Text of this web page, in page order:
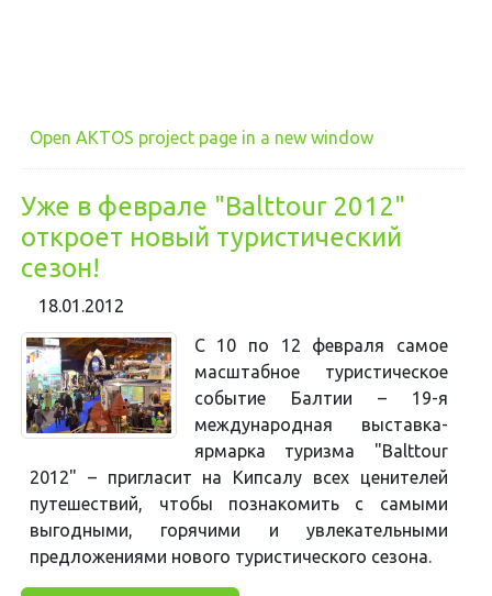
Open AKTOS project page in a new window
Уже в феврале "Balttour 2012"
откроет новый туристический
сезон!
18.01.2012
С 10 по 12 февраля самое
масштабное туристическое
событие Балтии – 19-я
международная выставка-
ярмарка туризма "Balttour
2012" – пригласит на Кипсалу всех ценителей
путешествий, чтобы познакомить с самыми
выгодными, горячими и увлекательными
предложениями нового туристического сезона.